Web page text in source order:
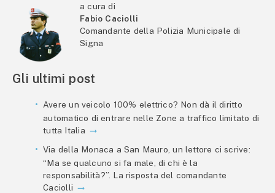
a cura di
Fabio Caciolli
Comandante della Polizia Municipale di
Signa
Gli ultimi post
Avere un veicolo 100% elettrico? Non dà il diritto
automatico di entrare nelle Zone a traffico limitato di
tutta Italia
Via della Monaca a San Mauro, un lettore ci scrive:
“Ma se qualcuno si fa male, di chi è la
responsabilità?”. La risposta del comandante
Caciolli